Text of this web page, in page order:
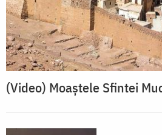
(Video) Moaștele Sfintei